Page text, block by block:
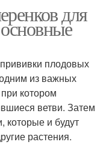
для
плодовых
из важных
котором
ветви. Затем
которые и будут
растения.